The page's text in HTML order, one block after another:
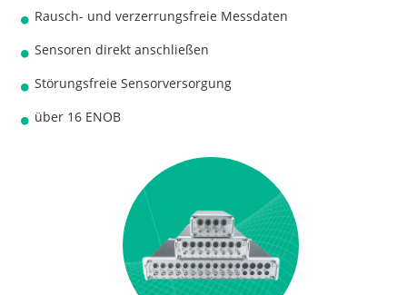
Rausch- und verzerrungsfreie Messdaten
Sensoren direkt anschließen
Störungsfreie Sensorversorgung
über 16 ENOB